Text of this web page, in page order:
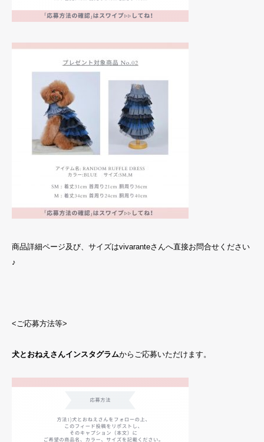
商品詳細ページ及び、サイズはvivaranteさんへ直接お問合せください
♪
<ご応募方法等>
犬とおねえさんインスタグラムからご応募いただけます。